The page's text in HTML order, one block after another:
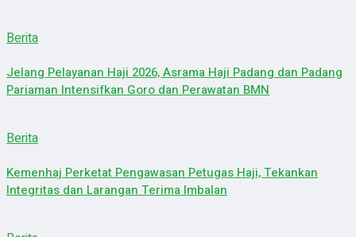
Berita
Jelang Pelayanan Haji 2026, Asrama Haji Padang dan Padang
Pariaman Intensifkan Goro dan Perawatan BMN
Berita
Kemenhaj Perketat Pengawasan Petugas Haji, Tekankan
Integritas dan Larangan Terima Imbalan